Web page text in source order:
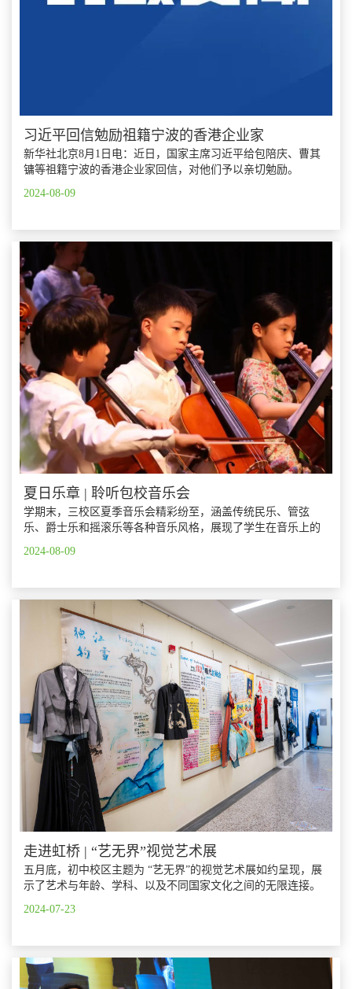
习近平回信勉励祖籍宁波的香港企业家
新华社北京8月1日电：近日，国家主席习近平给包陪庆、曹其
镛等祖籍宁波的香港企业家回信，对他们予以亲切勉励。
2024-08-09
夏日乐章 | 聆听包校音乐会
学期末，三校区夏季音乐会精彩纷至，涵盖传统民乐、管弦
乐、爵士乐和摇滚乐等各种音乐风格，展现了学生在音乐上的
2024-08-09
走进虹桥 | “艺无界”视觉艺术展
五月底，初中校区主题为 “艺无界”的视觉艺术展如约呈现，展
示了艺术与年龄、学科、以及不同国家文化之间的无限连接。
2024-07-23